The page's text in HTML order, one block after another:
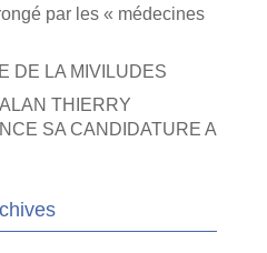
par les « médecines
DE LA MIVILUDES
THIERRY
SA CANDIDATURE A